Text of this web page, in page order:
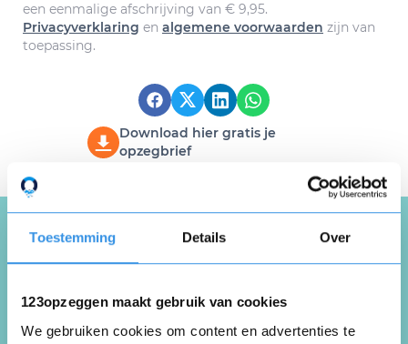
Toestemming Details Over
123opzeggen maakt gebruik van cookies
We gebruiken cookies om content en advertenties te
een eenmalige afschrijving van € 9,95.
Privacyverklaring en algemene voorwaarden zijn van
toepassing.
Download hier gratis je
opzegbrief
Schrijf een review over
123opzeggen
Deel je ervaring met de opzegdienst van